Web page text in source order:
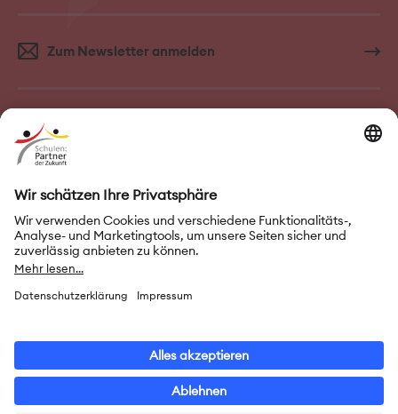
Zum Newsletter anmelden
FAQ–Häufige Fragen Kontakt
Nutzungsbedingungen
Datenschutz
Privatsphäre-Einstellungen
Leichte Sprache
Erklärung zur Barrierefreiheit
© 2026 Initiative „Schulen: Partner der Zukunft“ (PASCH)